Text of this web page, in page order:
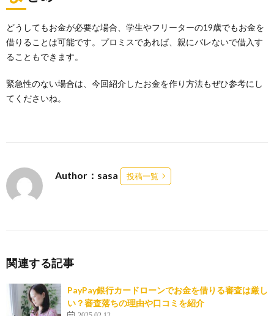
どうしてもお金が必要な場合、学生やフリーターの19歳でもお金を
借りることは可能です。プロミスであれば、親にバレないで借入す
ることもできます。
緊急性のない場合は、今回紹介したお金を作り方法もぜひ参考にし
てくださいね。
Author：sasa 投稿一覧
関連する記事
PayPay銀行カードローンでお金を借りる審査は厳し
い？審査落ちの理由や口コミを紹介